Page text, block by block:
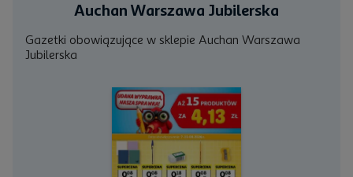
Auchan Warszawa Jubilerska
Gazetki obowiązujące w sklepie Auchan Warszawa
Jubilerska